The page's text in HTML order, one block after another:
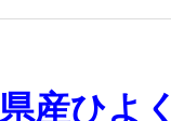
産ひよ